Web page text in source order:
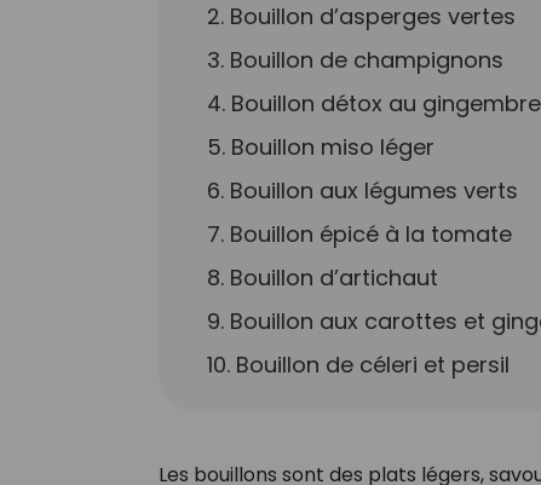
2. Bouillon d’asperges vertes
3. Bouillon de champignons
4. Bouillon détox au
5. Bouillon miso léger
6. Bouillon aux légumes verts
7. Bouillon épicé à la tomate
8. Bouillon d’artichaut
9. Bouillon aux carottes et
10. Bouillon de céleri et persil
Les bouillons sont des plats légers,